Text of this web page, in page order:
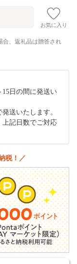
お気に入り
合、返礼品は贈答され
15日の間に発送い
送いたします。
記日数でご対応
税！／